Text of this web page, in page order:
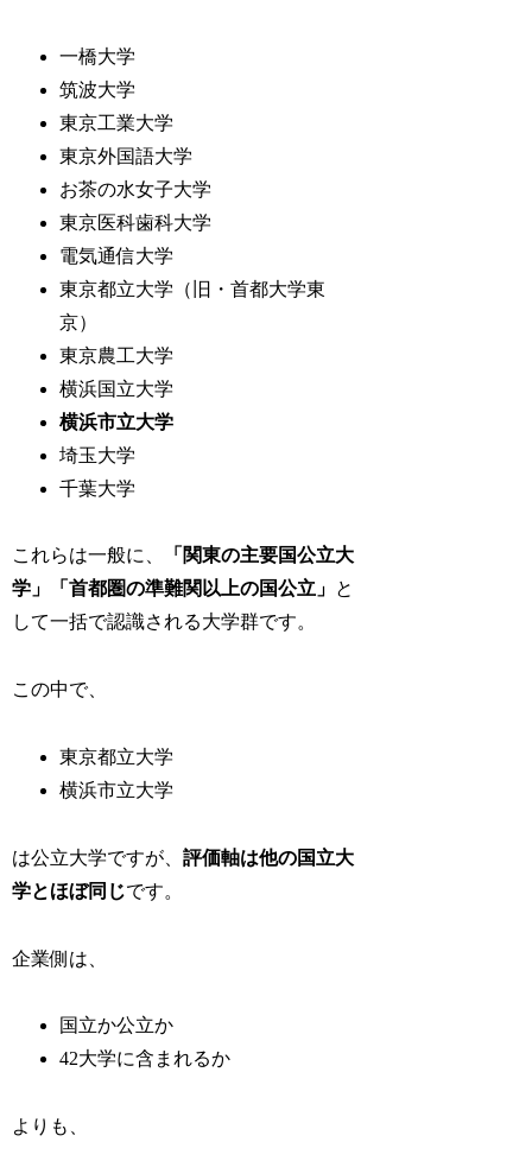
一橋大学
筑波大学
東京工業大学
東京外国語大学
お茶の水女子大学
東京医科歯科大学
電気通信大学
東京都立大学（旧・首都大学東
京）
東京農工大学
横浜国立大学
横浜市立大学
埼玉大学
千葉大学
これらは一般に、
「関東の主要国公立大
学」「首都圏の準難関以上の国公立」 と
して一括で認識される大学群です。
この中で、
東京都立大学
横浜市立大学
は公立大学ですが、評価軸は他の国立大
学とほぼ同じです。
企業側は、
国立か公立か
42大学に含まれるか
よりも、